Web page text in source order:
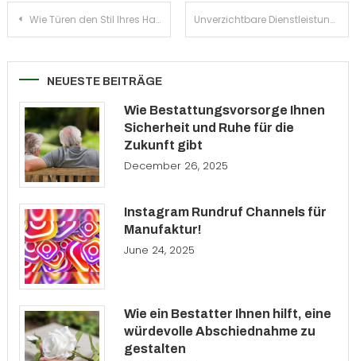
Post
Wie Türen den Stil Ihres Hauses verändern können Unverzichtbare Dienstleistungen, die jeder Immobilienbesitzer im Notfall benötigt
NEUESTE BEITRÄGE
Wie Bestattungsvorsorge Ihnen
Sicherheit und Ruhe für die
Zukunft gibt
December 26, 2025
Instagram Rundruf Channels für
Manufaktur!
June 24, 2025
Wie ein Bestatter Ihnen hilft, eine
würdevolle Abschiednahme zu
gestalten